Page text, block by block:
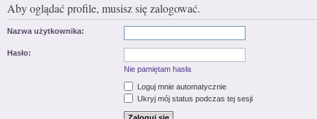
Aby oglądać profile, musisz się zalogować.
Nazwa użytkownika:
Hasło:
Nie pamiętam hasła
Loguj mnie automatycznie
Ukryj mój status podczas tej sesji